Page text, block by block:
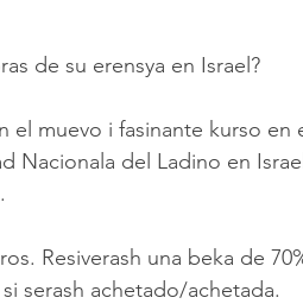
de su erensya en Israel?
el muevo i fasinante kurso en
Nacionala del Ladino en
Resiverash una beka de
serash achetado/achetada.